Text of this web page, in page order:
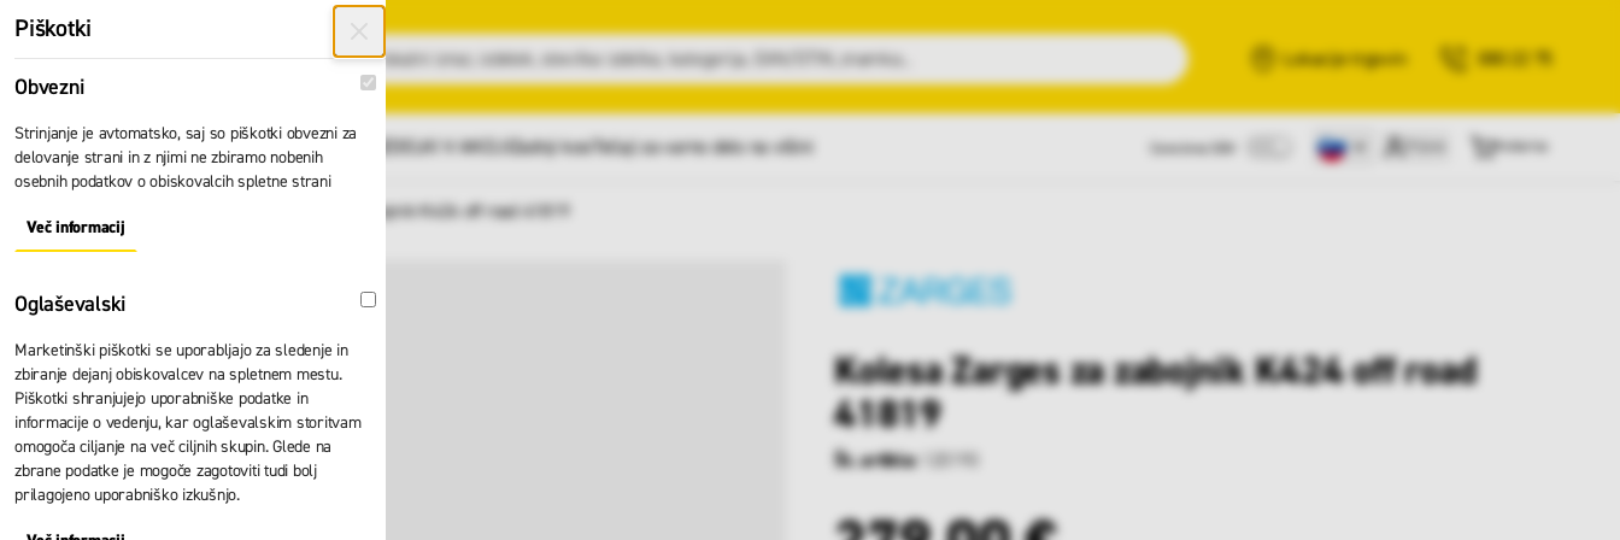
Preskoči na vsebino
Išči
Lokacije trgovin 080 22 75
GLAVNI MENI Vsi izdelki IZDELKI V AKCIJIZadnji kosiTečaji za varno delo na višini
Kolesa Zarges za zabojnik K424 off road 41819
Kolesa Zarges za zabojnik K424 off road
41819
Št. artikla:
Piškotki
Obvezni Obvezni
Strinjanje je avtomatsko, saj so piškotki obvezni za
delovanje strani in z njimi ne zbiramo nobenih
osebnih podatkov o obiskovalcih spletne strani
Več informacijAbout "Obvezni" Cookie Group
Oglaševalski Oglaševalski
Marketinški piškotki se uporabljajo za sledenje in
zbiranje dejanj obiskovalcev na spletnem mestu.
Piškotki shranjujejo uporabniške podatke in
informacije o vedenju, kar oglaševalskim storitvam
omogoča ciljanje na več ciljnih skupin. Glede na
zbrane podatke je mogoče zagotoviti tudi bolj
prilagojeno uporabniško izkušnjo.